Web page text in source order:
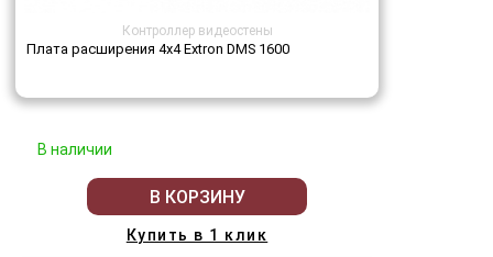
Контроллер видеостены
Плата расширения 4х4 Extron DMS 1600
В наличии
В КОРЗИНУ
Купить в 1 клик